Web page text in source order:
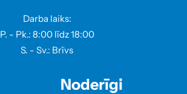
Darba laiks:
P. - Pk.: 8:00 līdz 18:00
S. - Sv.: Brīvs
Noderīgi